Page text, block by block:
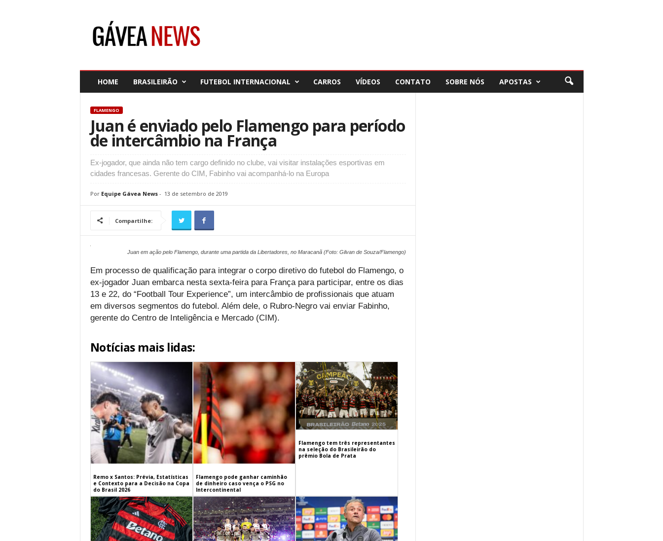
HOME BRASILEIRÃO FUTEBOL INTERNACIONAL CARROS VÍDEOS CONTATO SOBRE NÓS APOSTAS
FLAMENGO
Juan é enviado pelo Flamengo para período
de intercâmbio na França
Ex-jogador, que ainda não tem cargo definido no clube, vai visitar instalações esportivas em
cidades francesas. Gerente do CIM, Fabinho vai acompanhá-lo na Europa
Por Equipe Gávea News- 13 de setembro de 2019
Compartilhe:
Juan em ação pelo Flamengo, durante uma partida da Libertadores, no Maracanã (Foto: Gilvan de Souza/Flamengo)
Em processo de qualificação para integrar o corpo diretivo do futebol do Flamengo, o
ex-jogador Juan embarca nesta sexta-feira para França para participar, entre os dias
13 e 22, do “Football Tour Experience”, um intercâmbio de profissionais que atuam
em diversos segmentos do futebol. Além dele, o Rubro-Negro vai enviar Fabinho,
gerente do Centro de Inteligência e Mercado (CIM).
Notícias mais lidas:
Remo x Santos: Prévia, Estatísticas
e Contexto para a Decisão na Copa
do Brasil 2026
Flamengo pode ganhar caminhão
de dinheiro caso vença o PSG no
Intercontinental
Flamengo tem três representantes
na seleção do Brasileirão do
prêmio Bola de Prata